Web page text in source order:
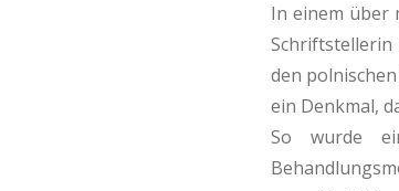
In einem über
Schriftstellerin
den
ein Denkmal,
So wurde